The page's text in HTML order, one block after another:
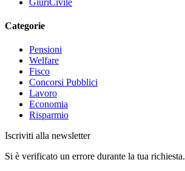
Categorie
Pensioni
Welfare
Fisco
Concorsi Pubblici
Lavoro
Economia
Risparmio
Iscriviti alla newsletter
Si è verificato un errore durante la tua richiesta.